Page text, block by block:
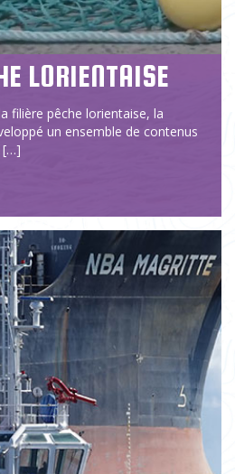
LORIENTAISE
filière pêche lorientaise, la
un ensemble de contenus
[…]